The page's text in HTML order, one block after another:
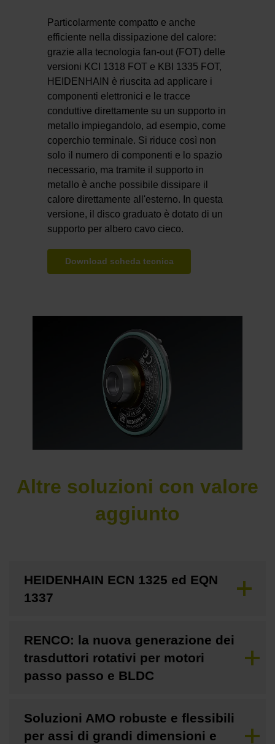
Particolarmente compatto e anche
efficiente nella dissipazione del calore:
grazie alla tecnologia fan-out (FOT) delle
versioni KCI 1318 FOT e KBI 1335 FOT,
HEIDENHAIN è riuscita ad applicare i
componenti elettronici e le tracce
conduttive direttamente su un supporto in
metallo impiegandolo, ad esempio, come
coperchio terminale. Si riduce così non
solo il numero di componenti e lo spazio
necessario, ma tramite il supporto in
metallo è anche possibile dissipare il
calore direttamente all'esterno. In questa
versione, il disco graduato è dotato di un
supporto per albero cavo cieco.
Download scheda tecnica
Altre soluzioni con valore
aggiunto
HEIDENHAIN ECN 1325 ed EQN
1337
RENCO: la nuova generazione dei
trasduttori rotativi per motori
passo passo e BLDC
Soluzioni AMO robuste e flessibili
per assi di grandi dimensioni e